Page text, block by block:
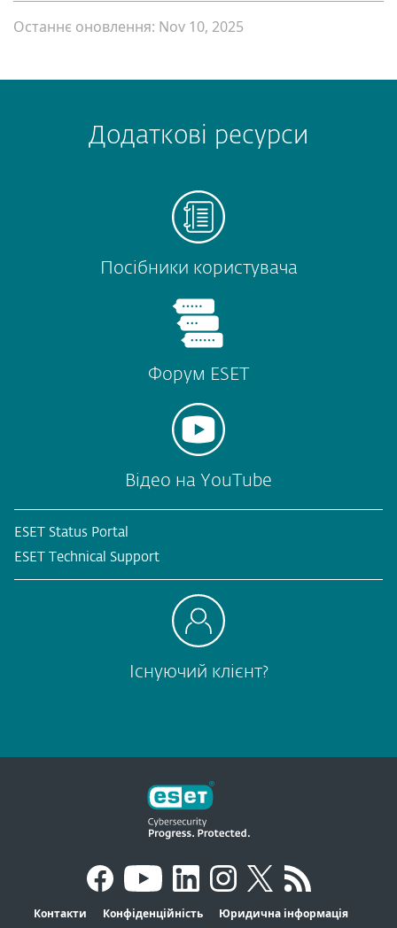
Останнє оновлення: Nov 10, 2025
Додаткові ресурси
Посібники користувача
Форум ESET
Відео на YouTube
ESET Status Portal
ESET Technical Support
Існуючий клієнт?
Контакти Конфіденційність
Юридична інформація